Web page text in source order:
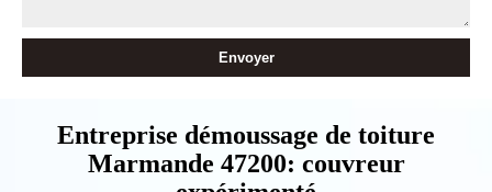
Entreprise démoussage de toiture
Marmande 47200: couvreur